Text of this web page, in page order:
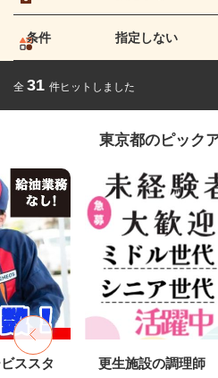
条件 指定しない
全 31 件ヒットしました
東京都のピック
ススタ 更生施設の調理師